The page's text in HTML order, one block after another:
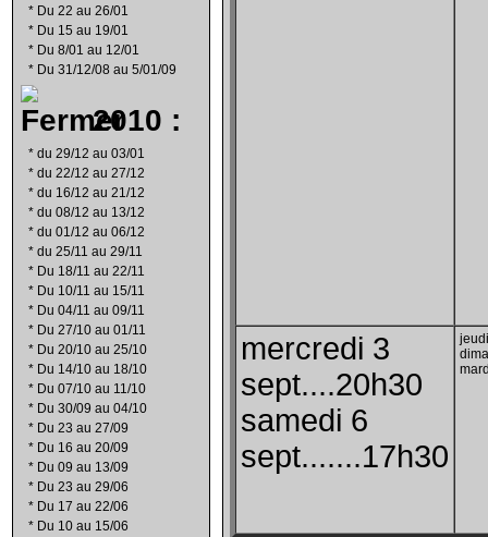
* Du 22 au 26/01
* Du 15 au 19/01
* Du 8/01 au 12/01
* Du 31/12/08 au 5/01/09
2010 :
* du 29/12 au 03/01
* du 22/12 au 27/12
* du 16/12 au 21/12
* du 08/12 au 13/12
* du 01/12 au 06/12
* du 25/11 au 29/11
* Du 18/11 au 22/11
* Du 10/11 au 15/11
* Du 04/11 au 09/11
* Du 27/10 au 01/11
* Du 20/10 au 25/10
* Du 14/10 au 18/10
* Du 07/10 au 11/10
* Du 30/09 au 04/10
* Du 23 au 27/09
* Du 16 au 20/09
* Du 09 au 13/09
* Du 23 au 29/06
* Du 17 au 22/06
* Du 10 au 15/06
mercredi 3
sept....20h30
samedi 6
sept.......17h30